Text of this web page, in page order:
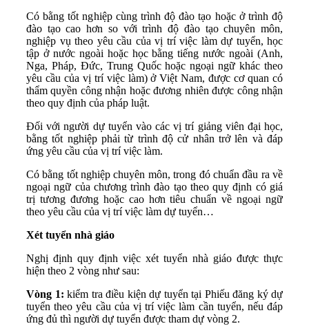
Có bằng tốt nghiệp cùng trình độ đào tạo hoặc ở trình độ
đào tạo cao hơn so với trình độ đào tạo chuyên môn,
nghiệp vụ theo yêu cầu của vị trí việc làm dự tuyển, học
tập ở nước ngoài hoặc học bằng tiếng nước ngoài (Anh,
Nga, Pháp, Đức, Trung Quốc hoặc ngoại ngữ khác theo
yêu cầu của vị trí việc làm) ở Việt Nam, được cơ quan có
thẩm quyền công nhận hoặc đương nhiên được công nhận
theo quy định của pháp luật.
Đối với người dự tuyển vào các vị trí giảng viên đại học,
bằng tốt nghiệp phải từ trình độ cử nhân trở lên và đáp
ứng yêu cầu của vị trí việc làm.
Có bằng tốt nghiệp chuyên môn, trong đó chuẩn đầu ra về
ngoại ngữ của chương trình đào tạo theo quy định có giá
trị tương đương hoặc cao hơn tiêu chuẩn về ngoại ngữ
theo yêu cầu của vị trí việc làm dự tuyển…
Xét tuyển nhà giáo
Nghị định quy định việc xét tuyển nhà giáo được thực
hiện theo 2 vòng như sau:
Vòng 1: kiểm tra điều kiện dự tuyển tại Phiếu đăng ký dự
tuyển theo yêu cầu của vị trí việc làm cần tuyển, nếu đáp
ứng đủ thì người dự tuyển được tham dự vòng 2.